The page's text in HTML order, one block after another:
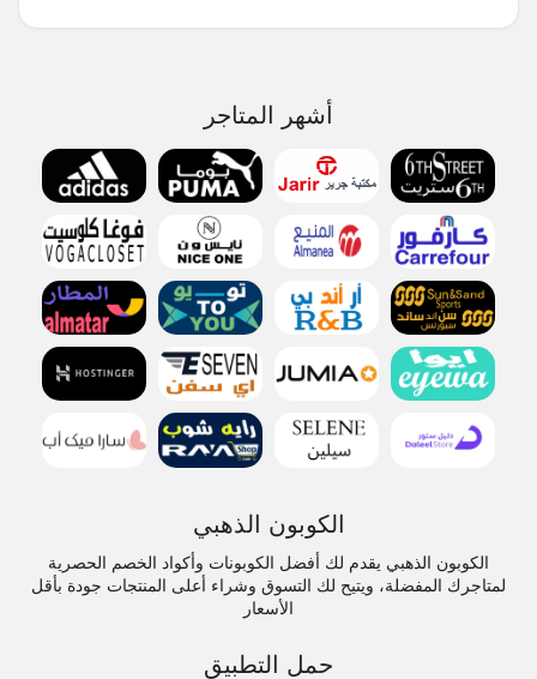
أشهر المتاجر
الكوبون الذهبي
الكوبون الذهبي يقدم لك أفضل الكوبونات وأكواد الخصم الحصرية
لمتاجرك المفضلة، ويتيح لك التسوق وشراء أعلى المنتجات جودة بأقل
الأسعار
حمل التطبيق